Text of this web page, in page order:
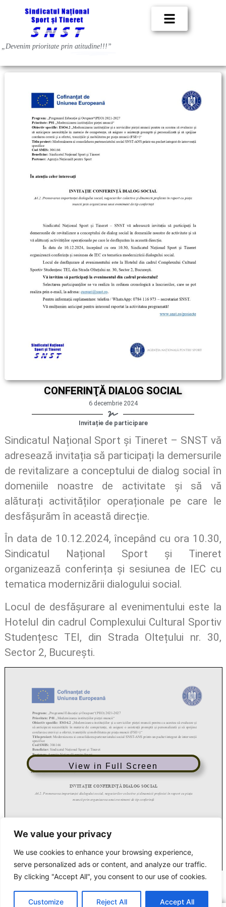
We value your privacy
We use cookies to enhance your browsing experience,
serve personalized ads or content, and analyze our traffic.
By clicking "Accept All", you consent to our use of cookies.
Customize Reject All Accept All
„Devenim prioritate prin atitudine!!!”
CONFERINŢĂ DIALOG SOCIAL
6 decembrie 2024
Invitație de participare
Sindicatul Național Sport și Tineret – SNST vă
adresează invitația să participați la demersurile
de revitalizare a conceptului de dialog social în
domeniile noastre de activitate și să vă
alăturați activităților operaționale pe care le
desfășurăm în această direcție.
În data de 10.12.2024, începând cu ora 10.30,
Sindicatul Național Sport și Tineret
organizează conferința și sesiunea de IEC cu
tematica modernizării dialogului social.
Locul de desfășurare al evenimentului este la
Hotelul din cadrul Complexului Cultural Sportiv
Studențesc TEI, din Strada Oltețului nr. 30,
Sector 2, București.
View in Full Screen
Sindicatul Național Sport și Tineret: CONFERINŢĂ DIALOG SOCIAL
ARTICOLUL ANTERIOR
SNST a obținut reprezentativitatea la alte trei unități